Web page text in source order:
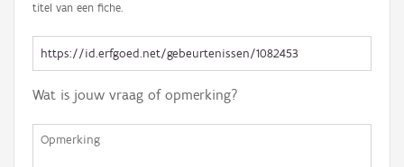
titel van een fiche.
Wat is jouw vraag of opmerking?